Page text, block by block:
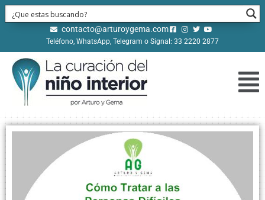
Teléfono, WhatsApp, Telegram o Signal: 33 2220 2877
contacto@arturoygema.com